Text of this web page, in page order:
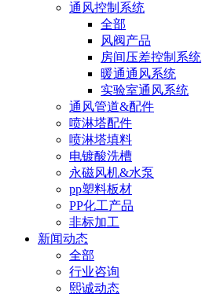
通风控制系统
全部
风阀产品
房间压差控制系统
暖通通风系统
实验室通风系统
通风管道&配件
喷淋塔配件
喷淋塔填料
电镀酸洗槽
永磁风机&水泵
pp塑料板材
PP化工产品
非标加工
新闻动态
全部
行业咨询
熙诚动态